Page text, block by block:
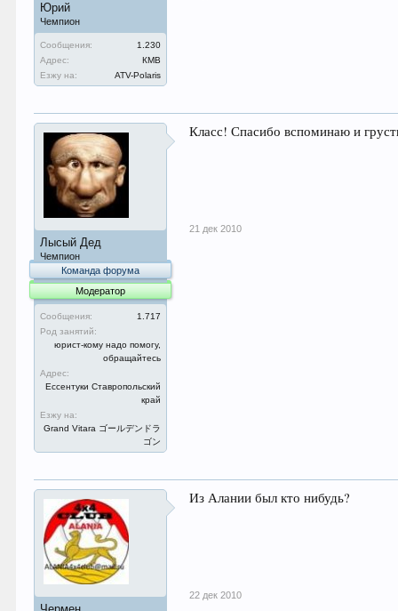
Юрий
Чемпион
Сообщения:
1.230
Адрес:
КМВ
Езжу на:
ATV-Polaris
Лысый Дед
Чемпион
Команда форума
Модератор
Сообщения:
1.717
Род занятий:
юрист-кому надо помогу,
обращайтесь
Адрес:
Ессентуки Ставропольский
край
Езжу на:
Grand Vitara ゴールデンドラ
ゴン
Класс! Спасибо вспоминаю и
21 дек 2010
Из Алании был кто нибудь?
22 дек 2010